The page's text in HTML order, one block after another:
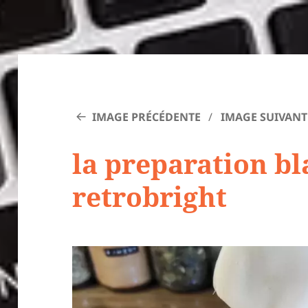
IMAGE PRÉCÉDENTE IMAGE
la preparation
retrobright